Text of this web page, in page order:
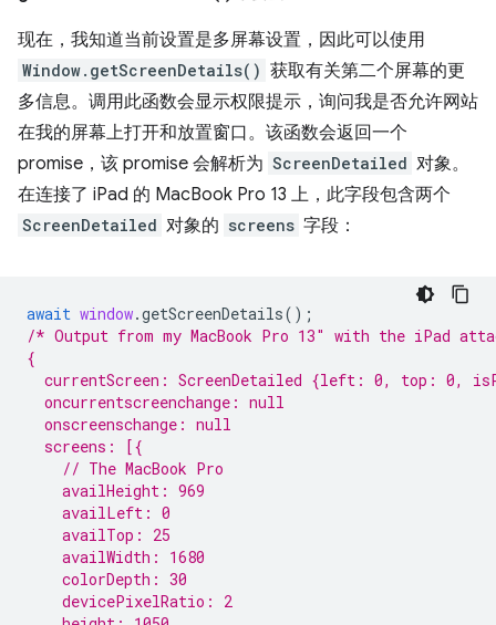
现在，我知道当前设置是多屏幕设置，因此可以使用
Window.getScreenDetails() 获取有关第二个屏幕的更
多信息。调用此函数会显示权限提示，询问我是否允许网站
在我的屏幕上打开和放置窗口。该函数会返回一个
promise，该 promise 会解析为 ScreenDetailed 对象。
在连接了 iPad 的 MacBook Pro 13 上，此字段包含两个
ScreenDetailed 对象的 screens 字段：
await window.getScreenDetails();
/* Output from my MacBook Pro 13″ with the iPad
{
currentScreen: ScreenDetailed {left: 0, top: 0,
  oncurrentscreenchange: null
  onscreenschange: null
  screens: [{
    // The MacBook Pro
    availHeight: 969
    availLeft: 0
    availTop: 25
    availWidth: 1680
    colorDepth: 30
    devicePixelRatio: 2